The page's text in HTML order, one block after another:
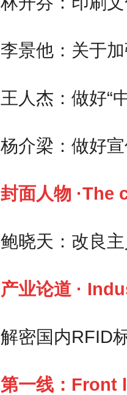
李景他：关于
王人杰：做好“
杨介梁：做好
封面人物 ·The
鲍晓天：改良
产业论道 ·
解密国内RFID
第一线：Front